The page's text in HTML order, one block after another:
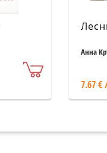
Анна
7.67 €